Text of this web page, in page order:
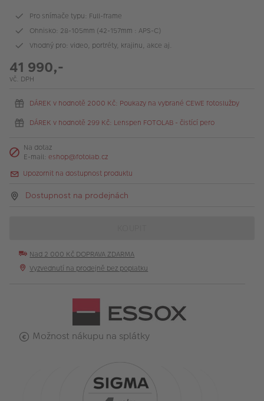
Akce a slevy
Fotoprodukty
Pro snímače typu: Full-frame
Ohnisko: 28-105mm (42-157mm : APS-C)
Vhodný pro: video, portréty, krajinu, akce aj.
41 990,-
vč. DPH
DÁREK v hodnotě 2000 Kč: Poukazy na vybrané CEWE fotoslužby
DÁREK v hodnotě 299 Kč: Lenspen FOTOLAB - čistící pero
Na dotaz
E-mail: eshop@fotolab.cz
Upozornit na dostupnost produktu
Dostupnost na prodejnách
Nad 2 000 Kč DOPRAVA ZDARMA
Vyzvednutí na prodejně bez poplatku
Možnost nákupu na splátky